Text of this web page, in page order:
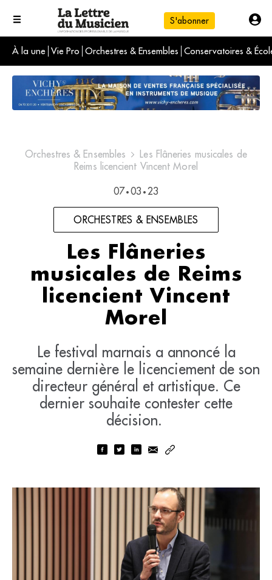
S'abonner
À la une Vie Pro Orchestres & Ensembles Conservatoires &
L'info du jour
Le numéro du mois
International
Orchestres & Ensembles
Les Flâneries musicales de
Reims licencient Vincent Morel
07 • 03 • 23
ORCHESTRES & ENSEMBLES
Les Flâneries
musicales de Reims
licencient Vincent
Morel
Le festival marnais a annoncé la
semaine dernière le licenciement de son
directeur général et artistique. Ce
dernier souhaite contester cette
décision.